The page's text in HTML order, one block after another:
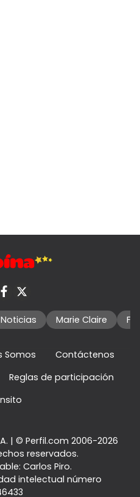
Noticias Marie Claire
Somos
Contáctenos
Reglas de participación
| © Perfil.com 2006-2026
reservados.
Carlos Piro.
intelectual número